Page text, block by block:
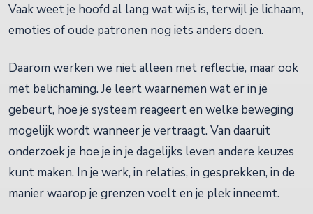
Vaak weet je hoofd al lang wat wijs is, terwijl je lichaam,
emoties of oude patronen nog iets anders doen.
Daarom werken we niet alleen met reflectie, maar ook
met belichaming. Je leert waarnemen wat er in je
gebeurt, hoe je systeem reageert en welke beweging
mogelijk wordt wanneer je vertraagt. Van daaruit
onderzoek je hoe je in je dagelijks leven andere keuzes
kunt maken. In je werk, in relaties, in gesprekken, in de
manier waarop je grenzen voelt en je plek inneemt.